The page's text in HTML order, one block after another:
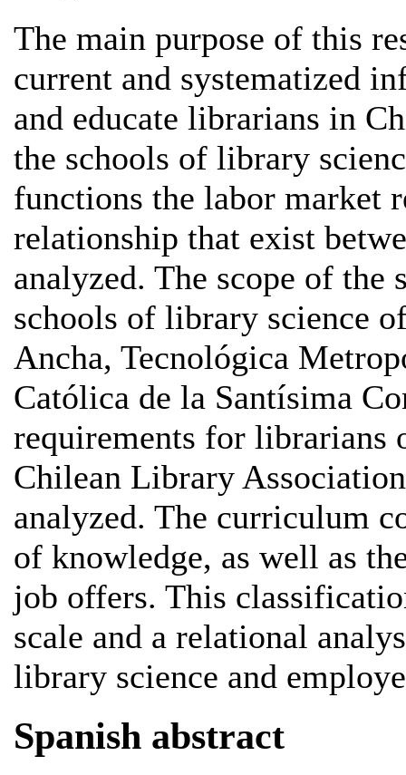
The main purpose of this
current and systematized
and educate librarians in
the schools of library
functions the labor market
relationship that exist
analyzed. The scope of
schools of library science
Ancha, Tecnológica
Católica de la Santísima
requirements for librarians
Chilean Library
analyzed. The curriculum
of knowledge, as well as
job offers. This
scale and a relational
library science and
Spanish abstract